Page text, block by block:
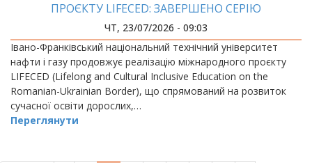
ПРОЄКТУ LIFECED: ЗАВЕРШЕНО СЕРІЮ
МІЖНАРОДНИХ ТРЕНІНГІВ ДЛЯ УКРАЇНСЬКИХ І
РУМУНСЬКИХ УЧАСНИКІВ
ЧТ, 23/07/2026 - 09:03
Івано-Франківський національний технічний університет
нафти і газу продовжує реалізацію міжнародного проєкту
LIFECED (Lifelong and Cultural Inclusive Education on the
Romanian-Ukrainian Border), що спрямований на розвиток
сучасної освіти дорослих,…
Переглянути